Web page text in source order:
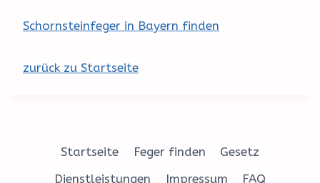
Schornsteinfeger in Bayern finden
zurück zu Startseite
Startseite Feger finden
Gesetz
Dienstleistungen
Impressum FAQ